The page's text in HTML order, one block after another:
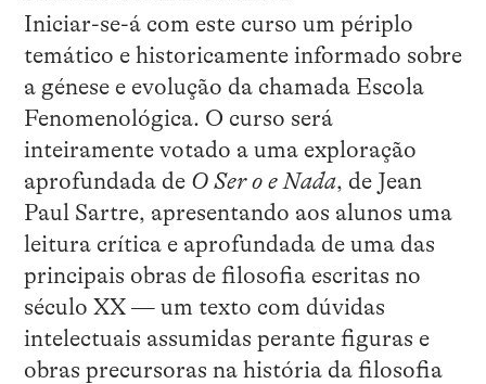
Iniciar-se-á com este curso um périplo
temático e historicamente informado sobre
a génese e evolução da chamada Escola
Fenomenológica. O curso será
inteiramente votado a uma exploração
aprofundada de O Ser o e Nada, de Jean
Paul Sartre, apresentando aos alunos uma
leitura crítica e aprofundada de uma das
principais obras de filosofia escritas no
século XX — um texto com dúvidas
intelectuais assumidas perante figuras e
obras precursoras na história da filosofia